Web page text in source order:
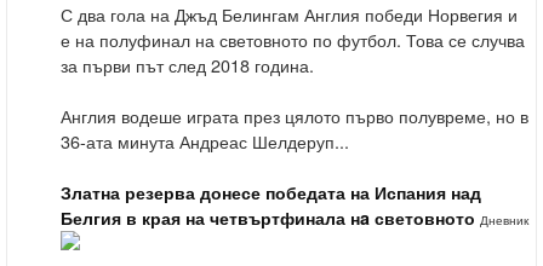
С два гола на Джъд Белингам Англия победи Норвегия и
е на полуфинал на световното по футбол. Това се случва
за първи път след 2018 година.
Англия водеше играта през цялото първо полувреме, но в
36-ата минута Андреас Шелдеруп...
Златна резерва донесе победата на Испания над
Белгия в края на четвъртфинала нa световното Дневник